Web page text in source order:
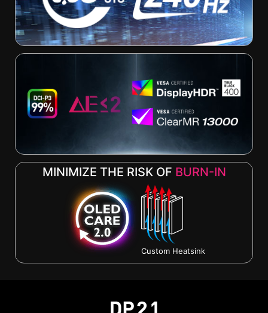
MINIMIZE THE RISK OF BURN-IN
Custom Heatsink